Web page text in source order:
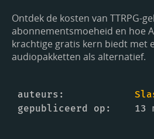
Ontdek de kosten van TTRPG-
abonnementsmoeheid en hoe
krachtige gratis kern biedt met
audiopakketten als alternatief.
auteurs
gepubliceerd op
13